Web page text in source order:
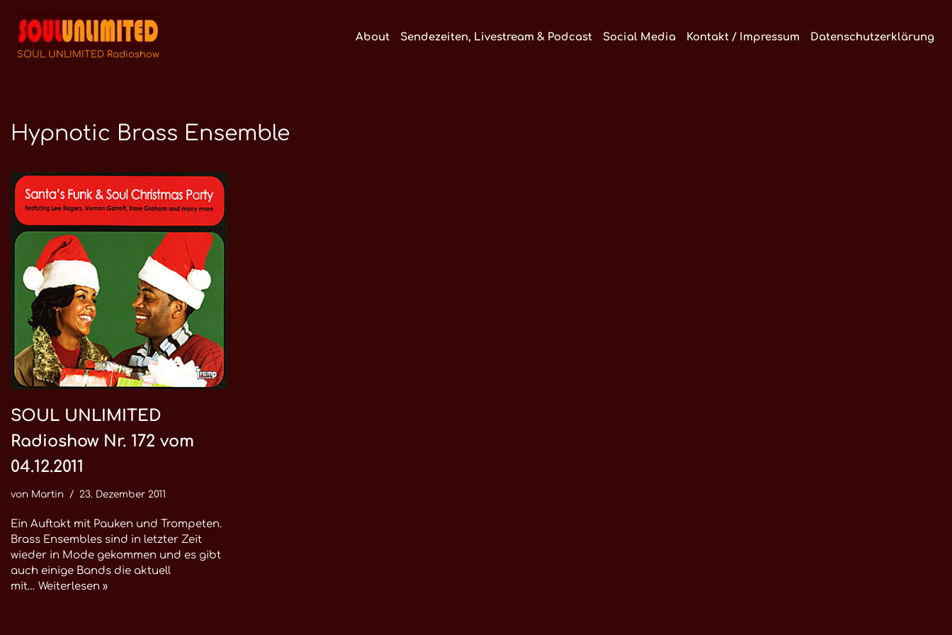
Zum
Inhalt
SOUL UNLIMITED Radioshow
About Sendezeiten, Livestream & Podcast Social Media Kontakt / Impressum Datenschutzerklärung
Hypnotic Brass Ensemble
SOUL UNLIMITED
Radioshow Nr. 172 vom
04.12.2011
von Martin 23. Dezember 2011
Ein Auftakt mit Pauken und Trompeten.
Brass Ensembles sind in letzter Zeit
wieder in Mode gekommen und es gibt
auch einige Bands die aktuell
mit… Weiterlesen »